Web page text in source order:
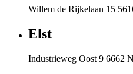
Willem de Rijkelaan 15
Elst
Industrieweg Oost 9 6662